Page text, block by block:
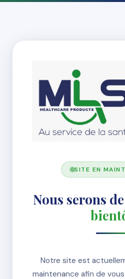
SITE EN
Nous serons
Notre site est
maintenance afin de